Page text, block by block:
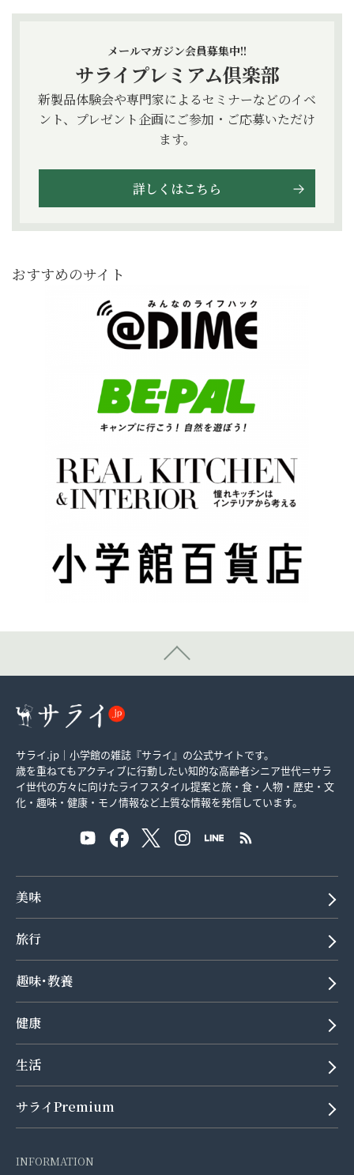
メールマガジン会員募集中!!
サライプレミアム倶楽部
新製品体験会や専門家によるセミナーなどのイベ
ント、プレゼント企画にご参加・ご応募いただけ
ます。
詳しくはこちら
おすすめのサイト
サライ.jp｜小学館の雑誌『サライ』の公式サイトです。
歳を重ねてもアクティブに行動したい知的な高齢者シニア世代＝サラ
イ世代の方々に向けたライフスタイル提案と旅・食・人物・歴史・文
化・趣味・健康・モノ情報など上質な情報を発信しています。
美味
旅行
趣味･教養
健康
生活
サライPremium
INFORMATION